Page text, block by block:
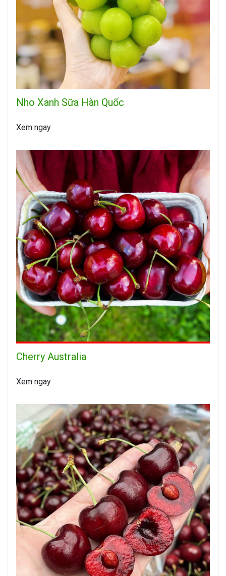
Nho Xanh Sữa Hàn Quốc
Xem ngay
Cherry Australia
Xem ngay